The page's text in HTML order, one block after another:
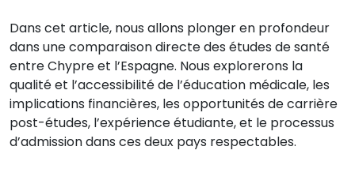
Dans cet article, nous allons plonger en profondeur
dans une comparaison directe des études de santé
entre Chypre et l’Espagne. Nous explorerons la
qualité et l’accessibilité de l’éducation médicale, les
implications financières, les opportunités de carrière
post-études, l’expérience étudiante, et le processus
d’admission dans ces deux pays respectables.